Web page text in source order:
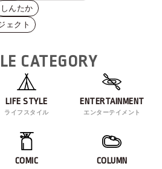
しんたか
ェクト
CATEGORY
LIFE STYLE
ライフスタイル
ENTERTAINMENT
エンターテイメント
COMIC COLUMN